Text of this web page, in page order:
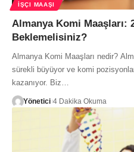
İŞÇI MAAŞI
Almanya Komi Maaşları:
Beklemelisiniz?
Almanya Komi Maaşları nedir?
sürekli büyüyor ve komi
kazanıyor. Biz…
Yönetici 4 Dakika Okuma